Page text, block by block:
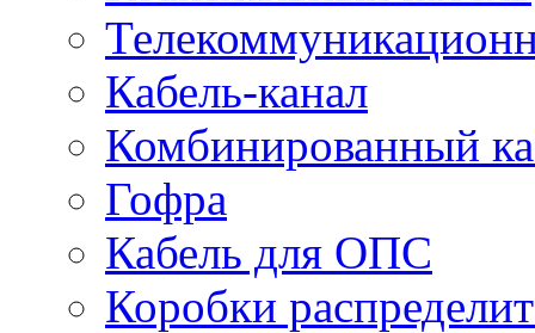
Кабель-канал
Комбинированный
Гофра
Кабель для ОПС
Коробки